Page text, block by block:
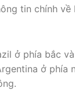
tin chính về
ở phía bắc
ở phía